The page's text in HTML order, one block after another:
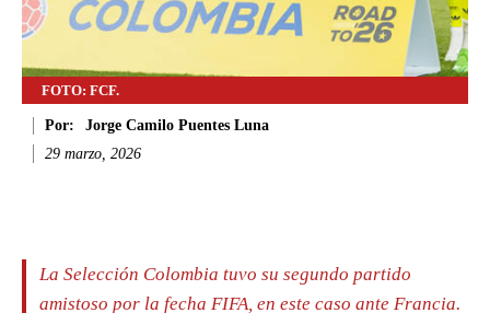
FOTO: FCF.
Por:
Jorge Camilo Puentes Luna
29 marzo, 2026
La Selección Colombia tuvo su segundo partido
amistoso por la fecha FIFA, en este caso ante Francia.